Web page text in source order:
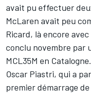
avait pu effectuer
McLaren avait peu
Ricard, là encore
conclu novembre par
MCL35M en Catalogne.
Oscar Piastri, qui a
premier démarrage de